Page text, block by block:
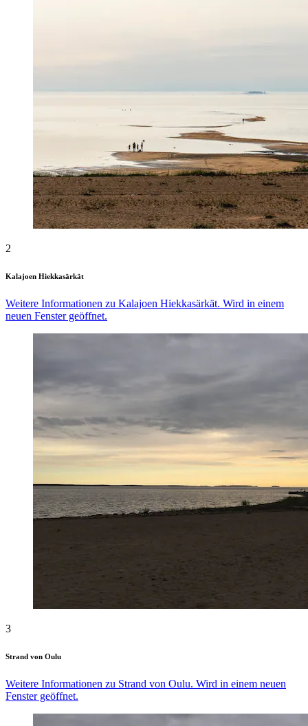
2
Kalajoen Hiekkasärkät
Weitere Informationen zu Kalajoen Hiekkasärkät. Wird in einem
neuen Fenster geöffnet.
3
Strand von Oulu
Weitere Informationen zu Strand von Oulu. Wird in einem neuen
Fenster geöffnet.